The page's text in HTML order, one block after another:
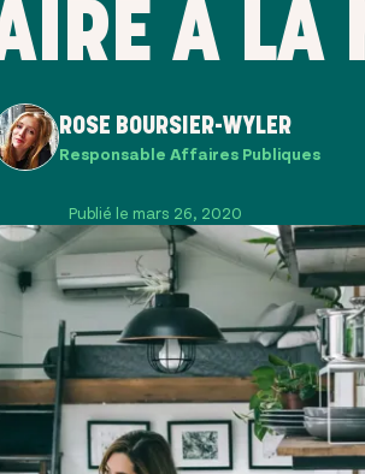
À LA
ROSE BOURSIER-WYLER
Responsable Affaires Publiques
Publié le mars 26, 2020